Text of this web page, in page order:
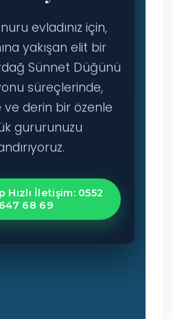
evladınız için,
yakışan elit bir
Sünnet Düğünü
süreçlerinde,
ve derin bir özenle
gururunuzu
Hızlı İletişim: 0552
647 68 69